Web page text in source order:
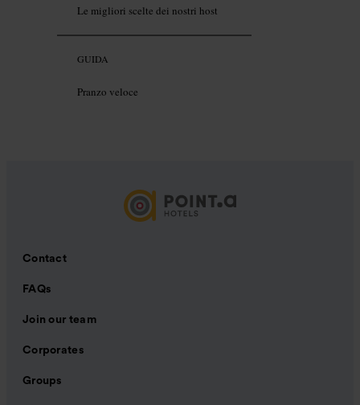
Le migliori scelte dei nostri host
GUIDA
Pranzo veloce
Contact
FAQs
Join our team
Corporates
Groups